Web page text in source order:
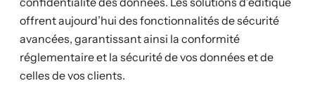
offrent aujourd’hui des fonctionnalités de sécurité
avancées, garantissant ainsi la conformité
réglementaire et la sécurité de vos données et de
celles de vos clients.